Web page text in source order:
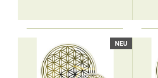
NEU